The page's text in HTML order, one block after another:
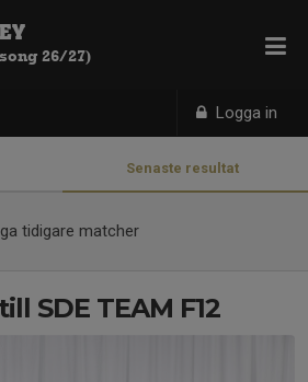
Logga in
26/27)
Senaste resultat
tidigare matcher
SDE TEAM F12